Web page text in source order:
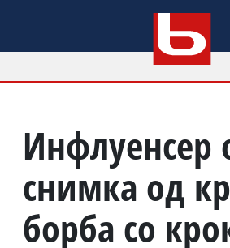
Инфлуенсер
снимка од
борба со